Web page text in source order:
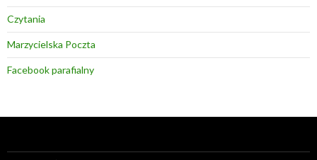
Czytania
Marzycielska Poczta
Facebook parafialny